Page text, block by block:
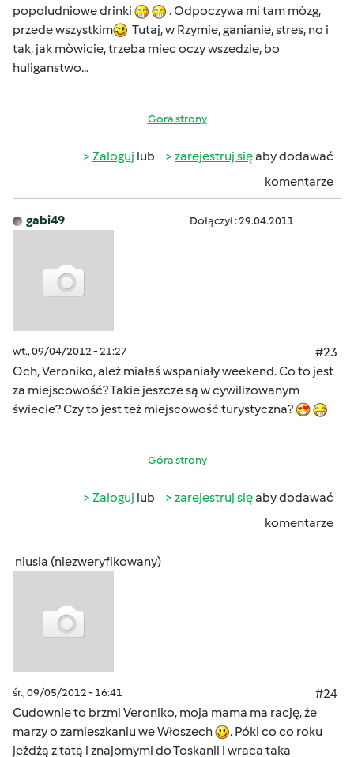
popoludniowe drinki
. Odpoczywa mi tam mòzg,
przede wszystkim
Tutaj, w Rzymie, ganianie, stres, no i
tak, jak mòwicie, trzeba miec oczy wszedzie, bo
huliganstwo...
Góra strony
Zaloguj lub zarejestruj sięaby dodawać
komentarze
gabi49 Dołączył : 29.04.2011
wt., 09/04/2012 - 21:27
#23
Och, Veroniko, ależ miałaś wspaniały weekend. Co to jest
za miejscowość? Takie jeszcze są w cywilizowanym
świecie? Czy to jest też miejscowość turystyczna?
Góra strony
Zaloguj lub zarejestruj sięaby dodawać
komentarze
niusia (niezweryfikowany)
śr., 09/05/2012 - 16:41
#24
Cudownie to brzmi Veroniko, moja mama ma rację, że
marzy o zamieszkaniu we Włoszech
. Póki co co roku
jeżdżą z tatą i znajomymi do Toskanii i wraca taka